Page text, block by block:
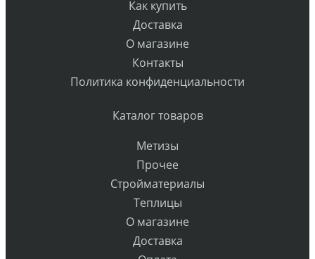
Как купить
Доставка
О магазине
Контакты
Политика конфиденциальности
Каталог товаров
Метизы
Прочее
Стройматериалы
Теплицы
О магазине
Доставка